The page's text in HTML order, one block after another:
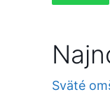
Sväté